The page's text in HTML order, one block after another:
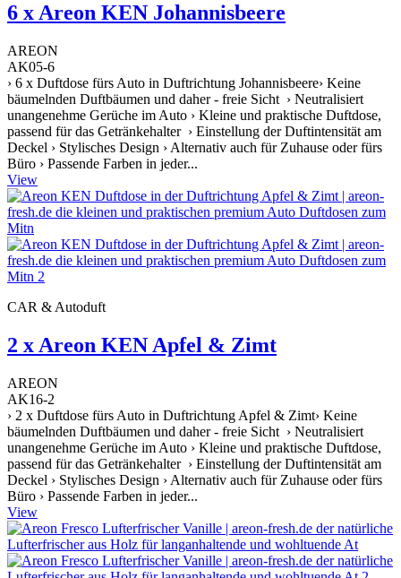
6 x Areon KEN Johannisbeere
AREON
AK05-6
› 6 x Duftdose fürs Auto in Duftrichtung Johannisbeere› Keine
bäumelnden Duftbäumen und daher - freie Sicht › Neutralisiert
unangenehme Gerüche im Auto › Kleine und praktische Duftdose,
passend für das Getränkehalter › Einstellung der Duftintensität am
Deckel › Stylisches Design › Alternativ auch für Zuhause oder fürs
Büro › Passende Farben in jeder...
View
CAR & Autoduft
2 x Areon KEN Apfel & Zimt
AREON
AK16-2
› 2 x Duftdose fürs Auto in Duftrichtung Apfel & Zimt› Keine
bäumelnden Duftbäumen und daher - freie Sicht › Neutralisiert
unangenehme Gerüche im Auto › Kleine und praktische Duftdose,
passend für das Getränkehalter › Einstellung der Duftintensität am
Deckel › Stylisches Design › Alternativ auch für Zuhause oder fürs
Büro › Passende Farben in jeder...
View